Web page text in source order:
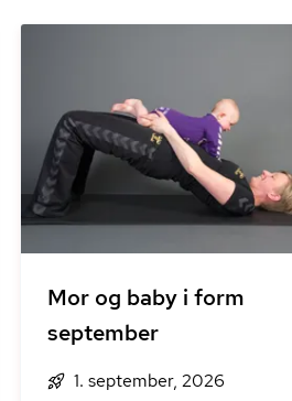
Mor og baby i form
september
1. september, 2026